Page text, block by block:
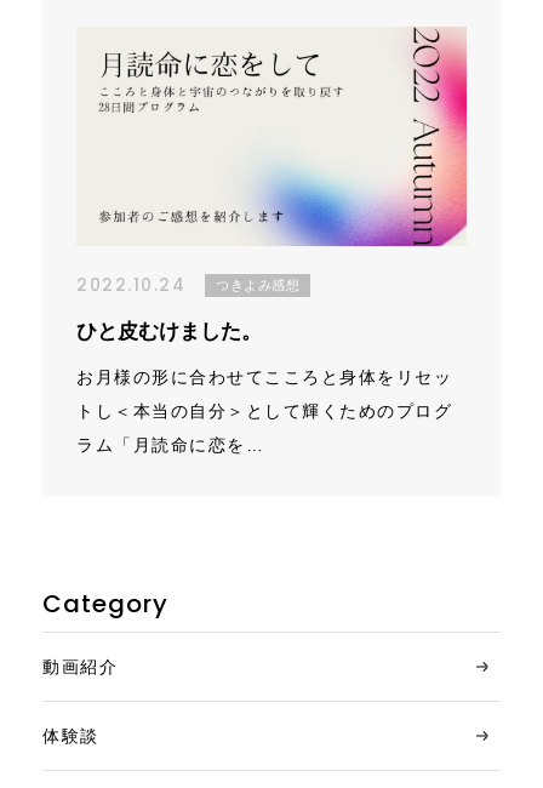
2022.10.24 つきよみ感想
ひと皮むけました。
お月様の形に合わせてこころと身体をリセッ
トし＜本当の自分＞として輝くためのプログ
ラム「月読命に恋を…
Category
動画紹介
体験談